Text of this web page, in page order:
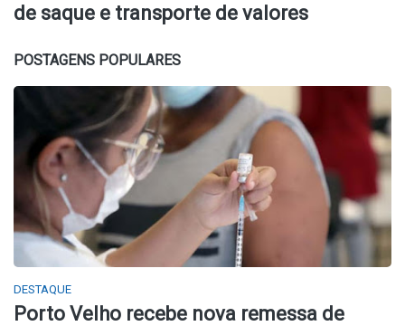
de saque e transporte de valores
POSTAGENS POPULARES
DESTAQUE
Porto Velho recebe nova remessa de